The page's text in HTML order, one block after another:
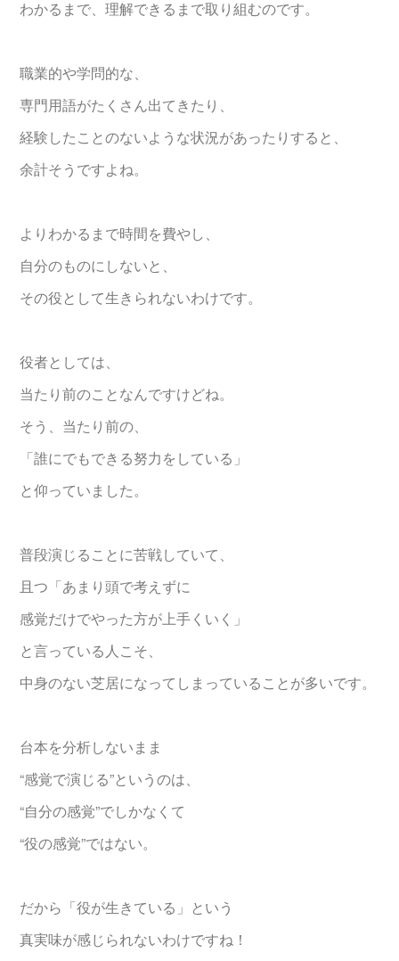
わかるまで、理解できるまで取り組むのです。
職業的や学問的な、
専門用語がたくさん出てきたり、
経験したことのないような状況があったりすると、
余計そうですよね。
よりわかるまで時間を費やし、
自分のものにしないと、
その役として生きられないわけです。
役者としては、
当たり前のことなんですけどね。
そう、当たり前の、
「誰にでもできる努力をしている」
と仰っていました。
普段演じることに苦戦していて、
且つ「あまり頭で考えずに
感覚だけでやった方が上手くいく」
と言っている人こそ、
中身のない芝居になってしまっていることが多いです。
台本を分析しないまま
“感覚で演じる”というのは、
“自分の感覚”でしかなくて
“役の感覚”ではない。
だから「役が生きている」という
真実味が感じられないわけですね！